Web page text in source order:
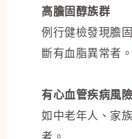
高膽固醇族群
例行健檢發現膽
斷有血脂異常者。
有心血管疾病風
如中老年人、家